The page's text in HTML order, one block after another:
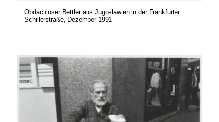
Obdachloser Bettler aus Jugoslawien in der Frankfurter
Schillerstraße, Dezember 1991